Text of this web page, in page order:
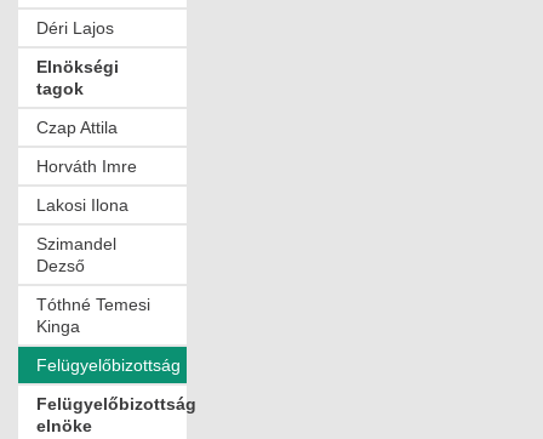
Déri Lajos
Elnökségi
tagok
Czap Attila
Horváth Imre
Lakosi Ilona
Szimandel
Dezső
Tóthné Temesi
Kinga
Felügyelőbizottság
Felügyelőbizottság
elnöke